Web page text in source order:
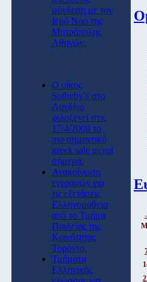
σύνδεση με τον
Ιερό Ναό της
Μητρόπολης
Αθηνών.
O οίκος
Sotheby’s στο
Λονδίνο
φιλοξενεί στις
17/4/2008 το
πιο σημαντικό
greek sale μεχρί
σήμερα.
Ανακοίνωση
εγγραφών για
τις εξετάσεις
Ελληνομάθεια
από το Τμήμα
Παιδείας της
Κοινότητας
Τορόντο.
Τμήματα
Ελληνικής